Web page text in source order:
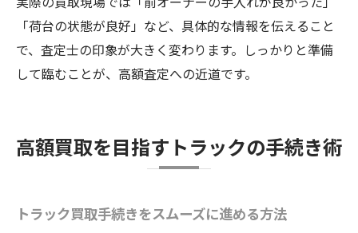
「荷台の状態が良好」など、具体的な情報を伝えること
で、査定士の印象が大きく変わります。しっかりと準備
して臨むことが、高額査定への近道です。
高額買取を目指すトラックの手続き術
トラック買取手続きをスムーズに進める方法